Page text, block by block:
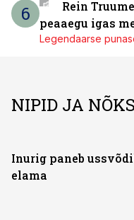
6
Rein
peaaegu igas
Legendaarse
NIPID JA
Inurig paneb
elama